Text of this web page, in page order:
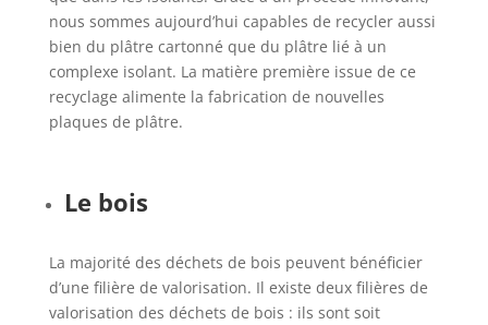
nous sommes aujourd’hui capables de recycler aussi
bien du plâtre cartonné que du plâtre lié à un
complexe isolant. La matière première issue de ce
recyclage alimente la fabrication de nouvelles
plaques de plâtre.
Le bois
La majorité des déchets de bois peuvent bénéficier
d’une filière de valorisation. Il existe deux filières de
valorisation des déchets de bois : ils sont soit